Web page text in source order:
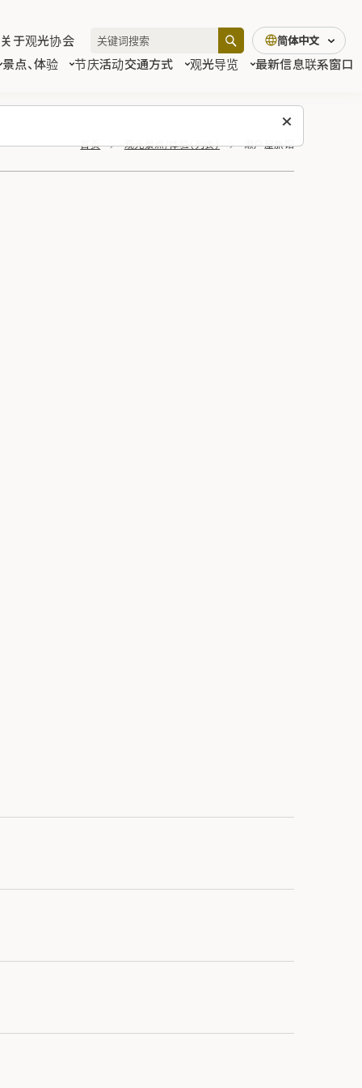
景点、体验 节庆活动交通方式 观光导览 最新信息联系窗口
关于观光协会 简体中文
首页 观光景点/体验（列表） 濑户屋旅馆